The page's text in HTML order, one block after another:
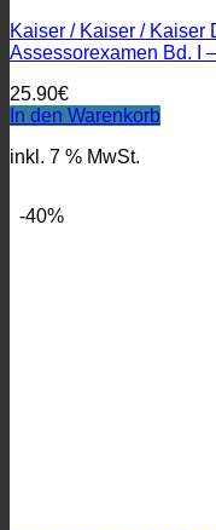
Kaiser / Kaiser / Kaiser
Assessorexamen Bd. I
25.90€
In den Warenkorb
inkl. 7 % MwSt.
-40%